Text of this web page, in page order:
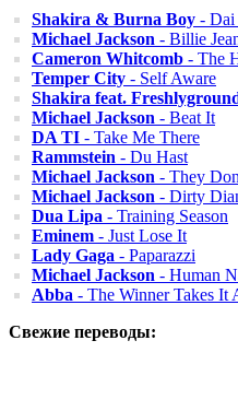
Shakira & Burna Boy - Dai
Michael Jackson - Billie
Cameron Whitcomb - The
Temper City - Self Aware
Shakira feat.
Michael Jackson - Beat It
DA TI - Take Me There
Rammstein - Du Hast
Michael Jackson - They
Michael Jackson - Dirty
Dua Lipa - Training Season
Eminem - Just Lose It
Lady Gaga - Paparazzi
Michael Jackson - Human
Abba - The Winner Takes It
Свежие переводы: